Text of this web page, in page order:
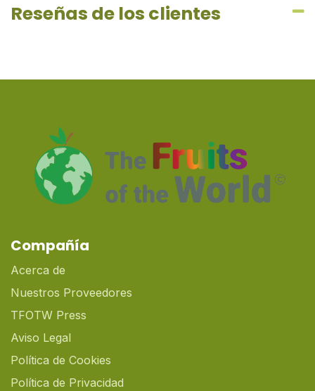
Reseñas de los clientes
Compañía
Acerca de
Nuestros Proveedores
TFOTW Press
Aviso Legal
Política de Cookies
Política de Privacidad